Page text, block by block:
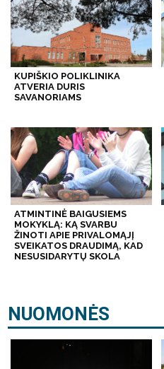
KUPIŠKIO POLIKLINIKA
ATVERIA DURIS
SAVANORIAMS
ATMINTINĖ BAIGUSIEMS
MOKYKLĄ: KĄ SVARBU
ŽINOTI APIE PRIVALOMĄJĮ
SVEIKATOS DRAUDIMĄ, KAD
NESUSIDARYTŲ SKOLA
NUOMONĖS